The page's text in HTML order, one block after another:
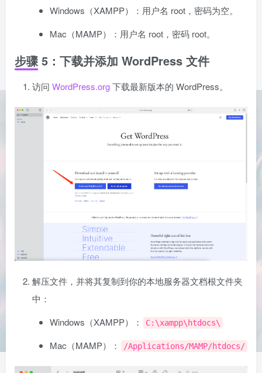
Windows（XAMPP）：用户名 root，密码为空。
Mac（MAMP）：用户名 root，密码 root。
步骤 5：下载并添加 WordPress 文件
访问 WordPress.org下载最新版本的 WordPress。
解压文件，并将其复制到你的本地服务器文档根文件夹
中：
Windows（XAMPP）：
C:\xampp\htdocs\
Mac（MAMP）： /Applications/MAMP/htdocs/